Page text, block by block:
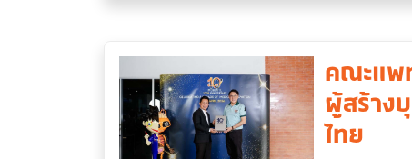
คณะแพ
ผู้สร้าง
ไทย